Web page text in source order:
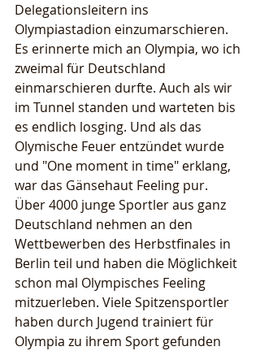
Delegationsleitern ins
Olympiastadion einzumarschieren.
Es erinnerte mich an Olympia, wo ich
zweimal für Deutschland
einmarschieren durfte. Auch als wir
im Tunnel standen und warteten bis
es endlich losging. Und als das
Olymische Feuer entzündet wurde
und "One moment in time" erklang,
war das Gänsehaut Feeling pur.
Über 4000 junge Sportler aus ganz
Deutschland nehmen an den
Wettbewerben des Herbstfinales in
Berlin teil und haben die Möglichkeit
schon mal Olympisches Feeling
mitzuerleben. Viele Spitzensportler
haben durch Jugend trainiert für
Olympia zu ihrem Sport gefunden